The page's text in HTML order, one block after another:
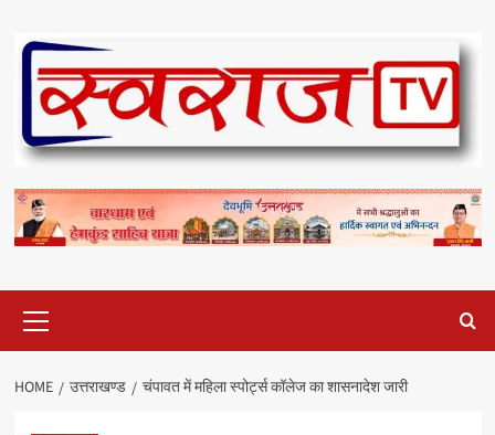
content
Menu
HOME उत्तराखण्ड चंपावत में महिला स्पोर्ट्स कॉलेज का शासनादेश जारी